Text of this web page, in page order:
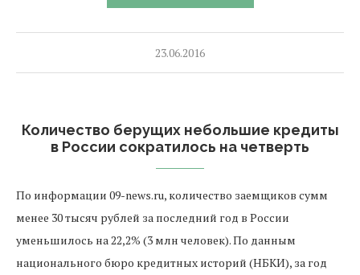
23.06.2016
Количество берущих небольшие кредиты
в России сократилось на четверть
По информации 09-news.ru, количество заемщиков сумм
менее 30 тысяч рублей за последний год в России
уменьшилось на 22,2% (3 млн человек). По данным
национального бюро кредитных историй (НБКИ), за год